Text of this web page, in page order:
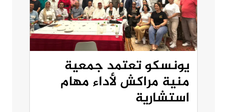
يونسكو تعتمد جمعية
منية مراكش لأداء مهام
استشارية